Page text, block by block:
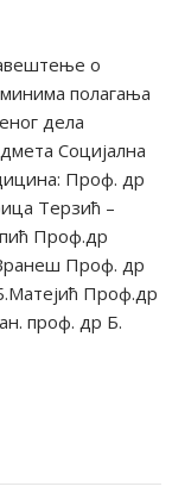
о
полагања
дела
Социјална
Проф. др
Терзић –
Проф.др
Проф. др
Проф.др
проф. др Б.